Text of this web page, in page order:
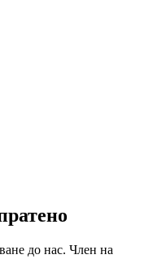
до нас. Член на